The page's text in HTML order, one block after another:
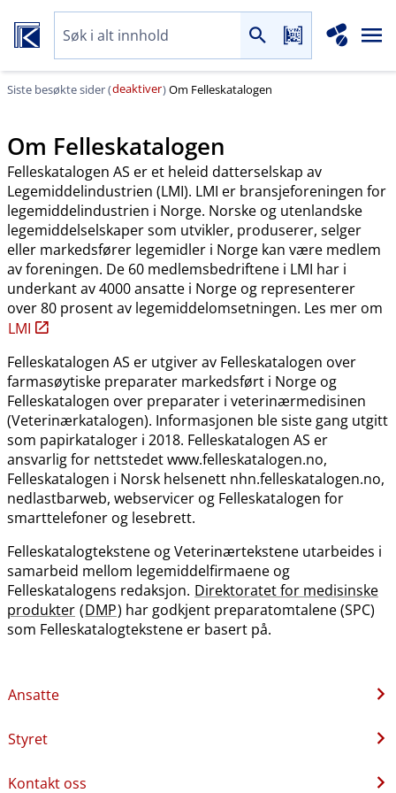
Siste besøkte sider (deaktiver)Om Felleskatalogen
Om Felleskatalogen
Felleskatalogen AS er et heleid datterselskap av
Legemiddelindustrien (LMI). LMI er bransjeforeningen for
legemiddelindustrien i Norge. Norske og utenlandske
legemiddelselskaper som utvikler, produserer, selger
eller markedsfører legemidler i Norge kan være medlem
av foreningen. De 60 medlemsbedriftene i LMI har i
underkant av 4000 ansatte i Norge og representerer
over 80 prosent av legemiddelomsetningen. Les mer om
LMI
Felleskatalogen AS er utgiver av Felleskatalogen over
farmasøytiske preparater markedsført i Norge og
Felleskatalogen over preparater i veterinærmedisinen
(Veterinærkatalogen). Informasjonen ble siste gang utgitt
som papirkataloger i 2018. Felleskatalogen AS er
ansvarlig for nettstedet www.felleskatalogen.no,
Felleskatalogen i Norsk helsenett nhn.felleskatalogen.no,
nedlastbarweb, webservicer og Felleskatalogen for
smarttelefoner og lesebrett.
Felleskatalogtekstene og Veterinærtekstene utarbeides i
samarbeid mellom legemiddelfirmaene og
Felleskatalogens redaksjon. Direktoratet for medisinske
produkter (DMP) har godkjent preparatomtalene (SPC)
som Felleskatalogtekstene er basert på.
Ansatte
Styret
Kontakt oss